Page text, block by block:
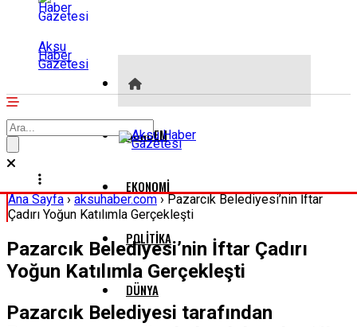
Aksu
Haber
Gazetesi
GÜNDEM
EKONOMI
POLITIKA
DÜNYA
Ana Sayfa›aksuhaber.com›Pazarcık Belediyesi’nin İftar
Çadırı Yoğun Katılımla Gerçekleşti
Pazarcık Belediyesi’nin İftar Çadırı
Yoğun Katılımla Gerçekleşti
Pazarcık Belediyesi tarafından